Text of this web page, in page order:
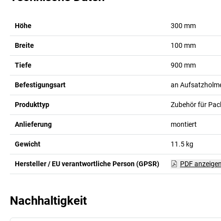
Höhe 300 mm
Breite 100 mm
Tiefe 900 mm
Befestigungsart an
Produkttyp Zubehör für
Anlieferung montiert
Gewicht 11.5 kg
Hersteller / EU verantwortliche Person (GPSR) PDF anzeigen
Nachhaltigkeit